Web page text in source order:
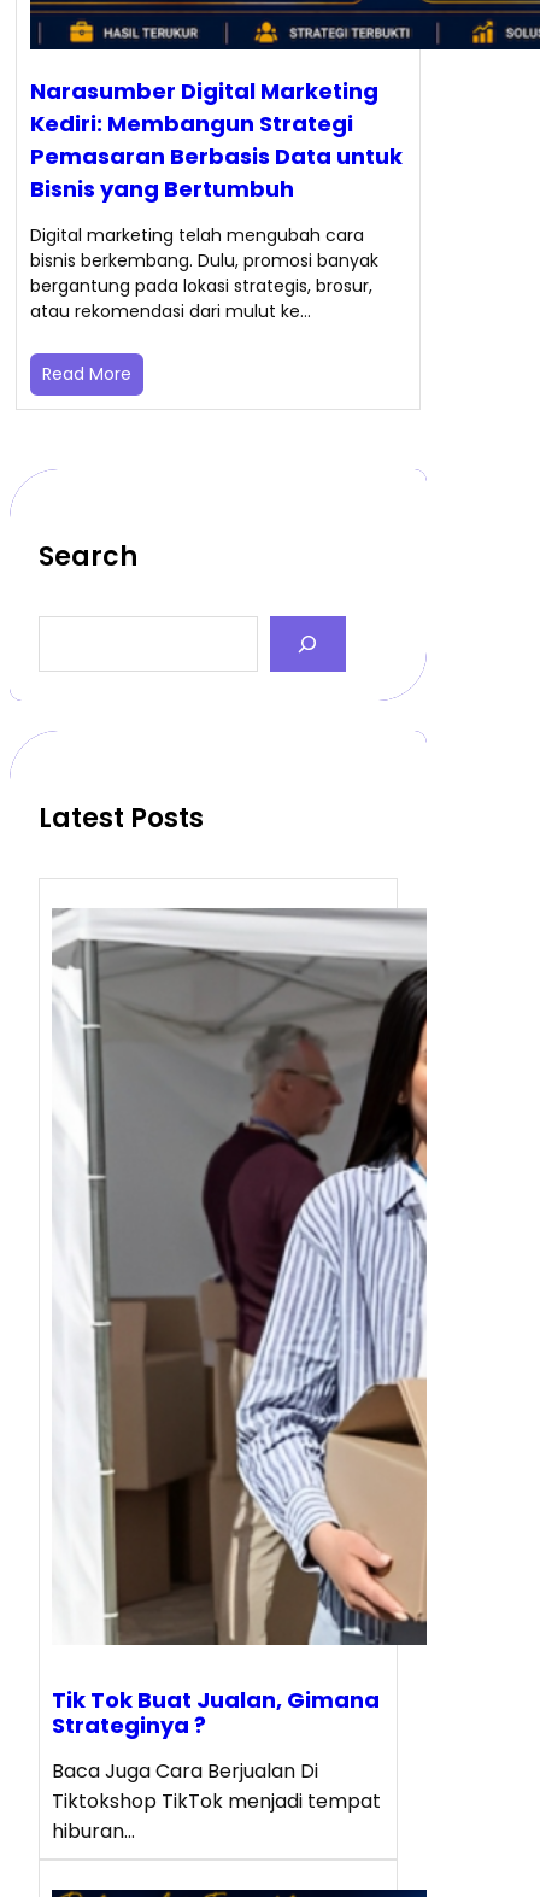
Narasumber Digital Marketing
Kediri: Membangun Strategi
Pemasaran Berbasis Data untuk
Bisnis yang Bertumbuh
Digital marketing telah mengubah cara
bisnis berkembang. Dulu, promosi banyak
bergantung pada lokasi strategis, brosur,
atau rekomendasi dari mulut ke…
Read More
Search
a
c
Latest Posts
Tik Tok Buat Jualan, Gimana
Strateginya ?
Baca Juga Cara Berjualan Di
Tiktokshop TikTok menjadi tempat
hiburan…